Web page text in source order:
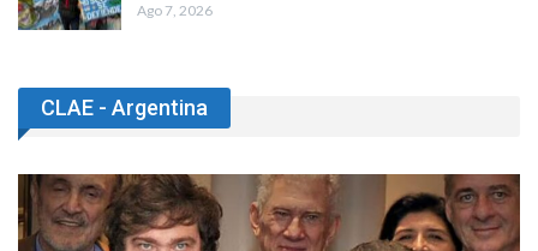
Ago 7, 2026
CLAE - Argentina